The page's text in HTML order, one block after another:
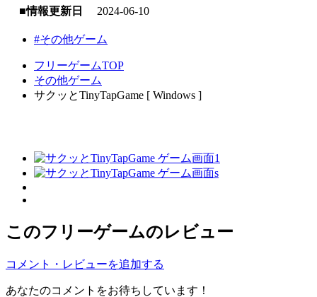
■情報更新日
2024-06-10
#その他ゲーム
フリーゲームTOP
その他ゲーム
サクッとTinyTapGame [ Windows ]
このフリーゲームのレビュー
コメント・レビューを追加する
あなたのコメントをお待ちしています！